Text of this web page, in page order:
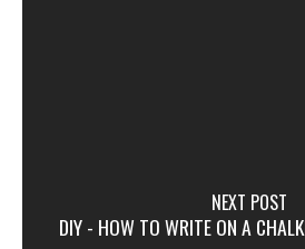
NEXT POST
DIY - HOW TO WRITE ON A